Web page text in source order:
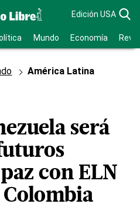
Edición USA
Mundo Economía
América Latina
será
con ELN